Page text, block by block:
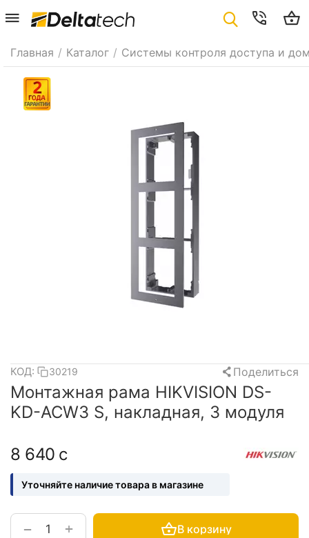
Главная / Каталог / Системы контроля доступа и
КОД: 30219 Поделиться
Монтажная рама HIKVISION DS-
KD-ACW3 S, накладная, 3 модуля
8 640 с
Уточняйте наличие товара в магазине
+
−
В корзину